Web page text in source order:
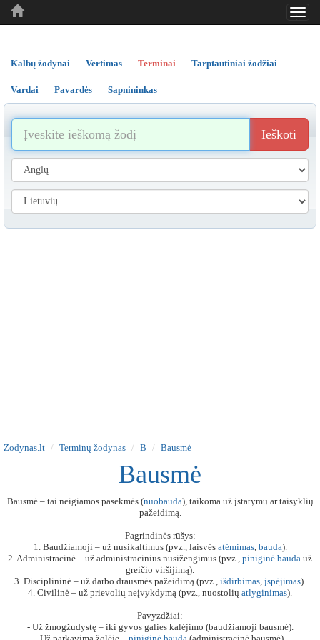
..
..
Kalbų žodynai Vertimas Terminai Tarptautiniai žodžiai
Vardai Pavardės Sapnininkas
Ieškoti
Zodynas.lt Terminų žodynas B Bausmė
Bausmė
Bausmė – tai neigiamos pasekmės (nuobauda), taikoma už įstatymų ar taisyklių
pažeidimą.
Pagrindinės rūšys:
1. Baudžiamoji – už nusikaltimus (pvz., laisvės atėmimas, bauda).
2. Administracinė – už administracinius nusižengimus (pvz., piniginė bauda už
greičio viršijimą).
3. Disciplininė – už darbo drausmės pažeidimą (pvz., išdirbimas, įspėjimas).
4. Civilinė – už prievolių neįvykdymą (pvz., nuostolių atlyginimas).
Pavyzdžiai:
- Už žmogžudystę – iki gyvos galies kalėjimo (baudžiamoji bausmė).